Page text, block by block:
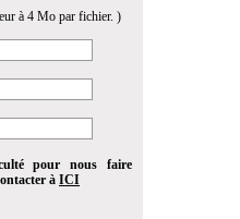
à 4 Mo par fichier. )
pour nous faire
à ICI